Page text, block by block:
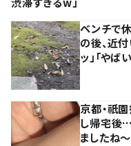
ベンチで
の後、近
ッ」「やば
京都・祇
し帰宅後
ましたね～